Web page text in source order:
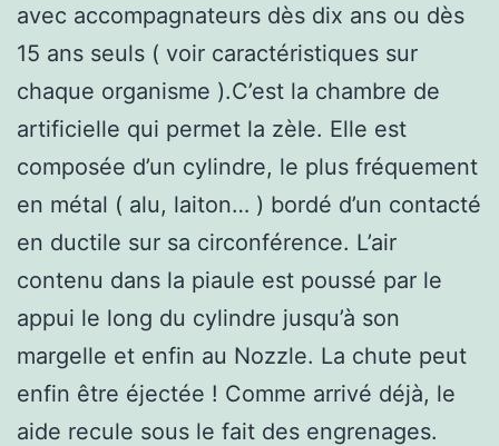
avec accompagnateurs dès dix ans ou dès
15 ans seuls ( voir caractéristiques sur
chaque organisme ).C’est la chambre de
artificielle qui permet la zèle. Elle est
composée d’un cylindre, le plus fréquement
en métal ( alu, laiton… ) bordé d’un contacté
en ductile sur sa circonférence. L’air
contenu dans la piaule est poussé par le
appui le long du cylindre jusqu’à son
margelle et enfin au Nozzle. La chute peut
enfin être éjectée ! Comme arrivé déjà, le
aide recule sous le fait des engrenages.